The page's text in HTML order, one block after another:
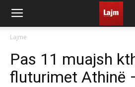
Lajme
Pas 11 muajsh
fluturimet Athinë